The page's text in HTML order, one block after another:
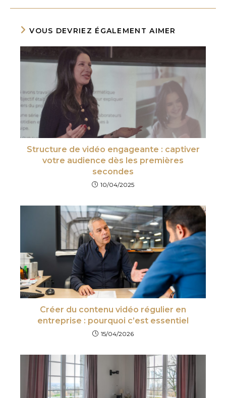
VOUS DEVRIEZ ÉGALEMENT AIMER
Structure de vidéo engageante : captiver
votre audience dès les premières
secondes
10/04/2025
Créer du contenu vidéo régulier en
entreprise : pourquoi c’est essentiel
15/04/2026